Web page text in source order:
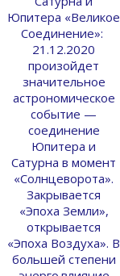
Юпитера «Великое
Соединение»:
21.12.2020
произойдет
значительное
астрономическое
событие —
соединение
Юпитера и
Сатурна в момент
«Солнцеворота».
Закрывается
«Эпоха Земли»,
открывается
«Эпоха Воздуха». В
большей степени